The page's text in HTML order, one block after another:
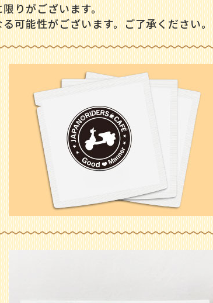
りがございます。
可能性がございます。ご了承ください。